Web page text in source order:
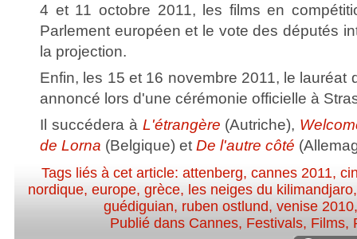
4 et 11 octobre 2011, les films en
Parlement européen et le vote des députés
la projection.
Enfin, les 15 et 16 novembre 2011, le lauréat
annoncé lors d'une cérémonie officielle à
Il succédera à L'étrangère (Autriche),
de Lorna (Belgique) et De l'autre côté
Tags liés à cet article: attenberg, cannes 2011,
nordique,europe,grèce, les neiges du kilimandjaro
guédiguian, ruben ostlund,venise 2010
Publié dans Cannes, Festivals, Films,